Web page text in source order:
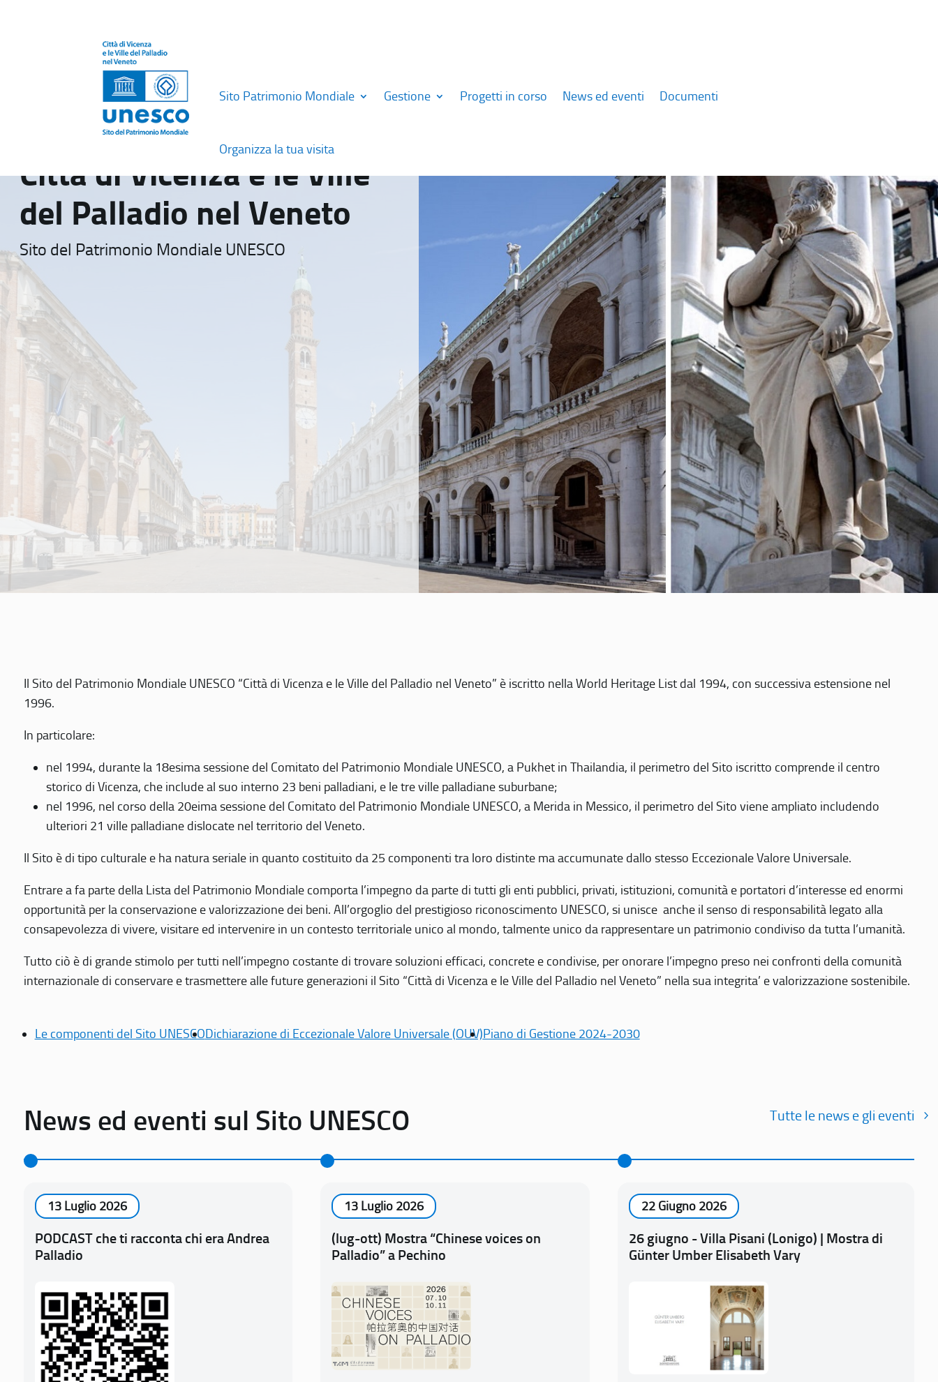
Sito Patrimonio Mondiale Gestione Progetti in corso News ed eventi Documenti
Organizza la tua visita
Città di Vicenza e le Ville
del Palladio nel Veneto
Sito del Patrimonio Mondiale UNESCO
Il Sito del Patrimonio Mondiale UNESCO “Città di Vicenza e le Ville del Palladio nel Veneto” è iscritto nella World Heritage List dal 1994, con successiva estensione nel
1996.
In particolare:
nel 1994, durante la 18esima sessione del Comitato del Patrimonio Mondiale UNESCO, a Pukhet in Thailandia, il perimetro del Sito iscritto comprende il centro
storico di Vicenza, che include al suo interno 23 beni palladiani, e le tre ville palladiane suburbane;
nel 1996, nel corso della 20eima sessione del Comitato del Patrimonio Mondiale UNESCO, a Merida in Messico, il perimetro del Sito viene ampliato includendo
ulteriori 21 ville palladiane dislocate nel territorio del Veneto.
Il Sito è di tipo culturale e ha natura seriale in quanto costituito da 25 componenti tra loro distinte ma accumunate dallo stesso Eccezionale Valore Universale.
Entrare a fa parte della Lista del Patrimonio Mondiale comporta l’impegno da parte di tutti gli enti pubblici, privati, istituzioni, comunità e portatori d’interesse ed enormi
opportunità per la conservazione e valorizzazione dei beni. All’orgoglio del prestigioso riconoscimento UNESCO, si unisce anche il senso di responsabilità legato alla
consapevolezza di vivere, visitare ed intervenire in un contesto territoriale unico al mondo, talmente unico da rappresentare un patrimonio condiviso da tutta l’umanità.
Tutto ciò è di grande stimolo per tutti nell’impegno costante di trovare soluzioni efficaci, concrete e condivise, per onorare l’impegno preso nei confronti della comunità
internazionale di conservare e trasmettere alle future generazioni il Sito “Città di Vicenza e le Ville del Palladio nel Veneto” nella sua integrita’ e valorizzazione sostenibile.
Le componenti del Sito UNESCODichiarazione di Eccezionale Valore Universale (OUV)Piano di Gestione 2024-2030
News ed eventi sul Sito UNESCO Tutte le news e gli eventi
13 Luglio 2026
PODCAST che ti racconta chi era Andrea
Palladio
13 Luglio 2026
(lug-ott) Mostra “Chinese voices on
Palladio” a Pechino
22 Giugno 2026
26 giugno - Villa Pisani (Lonigo) | Mostra di
Günter Umber Elisabeth Vary